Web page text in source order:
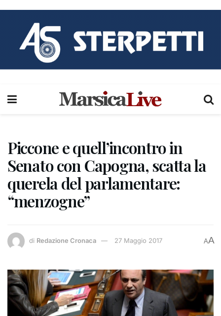
Piccone e quell’incontro in
Senato con Capogna, scatta la
querela del parlamentare:
“menzogne”
di Redazione Cronaca 27 Maggio 2017 AA